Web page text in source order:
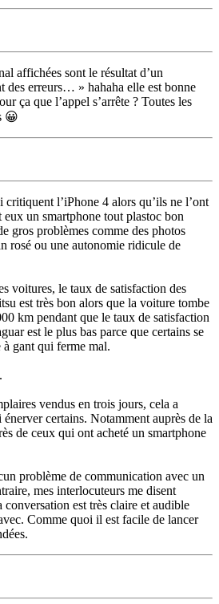
affichées sont le résultat d’un
des erreurs… » hahaha elle est bonne
ça que l’appel s’arrête ? Toutes les
😀
critiquent l’iPhone 4 alors qu’ils ne l’ont
eux un smartphone tout plastoc bon
gros problèmes comme des photos
rosé ou une autonomie ridicule de
voitures, le taux de satisfaction des
est très bon alors que la voiture tombe
km pendant que le taux de satisfaction
est le plus bas parce que certains se
gant qui ferme mal.
vendus en trois jours, cela a
certains. Notamment auprès de la
de ceux qui ont acheté un smartphone
problème de communication avec un
mes interlocuteurs me disent
conversation est très claire et audible
Comme quoi il est facile de lancer